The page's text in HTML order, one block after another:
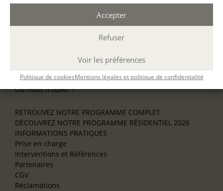
Accepter
Refuser
Voir les préférences
Politique de cookiesMentions légales et politique de confidentialité
NOS SERVICES
NOS VILLES
Nos ateliers à Bordeaux
Écrire en ligne
Où nous trouver ?
RETROUVEZ NOTRE PROGRAMME COMPLET
DÉCOUVREZ NOTRE PROGRAMME RÉSIDENTIEL 2026
INFORMATIONS PRATIQUES
Prise en charge
Interventions et Références
Partenaires
CGV
Réclamations